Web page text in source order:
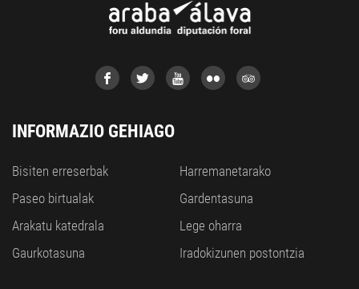
INFORMAZIO GEHIAGO
Bisiten erreserbak
Paseo birtualak
Arakatu katedrala
Gaurkotasuna
Harremanetarako
Gardentasuna
Lege oharra
Iradokizunen postontzia